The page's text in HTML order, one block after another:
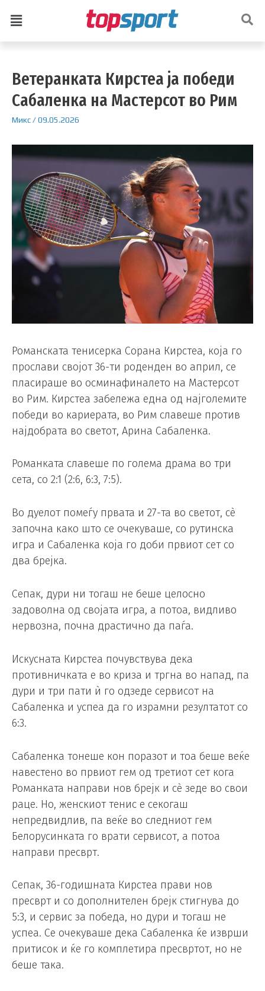
Ветеранката Кирстеа ја победи
Сабаленка на Мастерсот во Рим
Микс/09.05.2026
Романската тенисерка Сорана Кирстеа, која го
прослави својот 36-ти роденден во април, се
пласираше во осминафиналето на Мастерсот
во Рим. Кирстеа забележа една од најголемите
победи во кариерата, во Рим славеше против
најдобрата во светот, Арина Сабаленка.
Романката славеше по голема драма во три
сета, со 2:1 (2:6, 6:3, 7:5).
Во дуелот помеѓу првата и 27-та во светот, сè
започна како што се очекуваше, со рутинска
игра и Сабаленка која го доби првиот сет со
два брејка.
Сепак, дури ни тогаш не беше целосно
задоволна од својата игра, а потоа, видливо
нервозна, почна драстично да паѓа.
Искусната Кирстеа почувствува дека
противничката е во криза и тргна во напад, па
дури и три пати ѝ го одзеде сервисот на
Сабаленка и успеа да го израмни резултатот со
6:3.
Сабаленка тонеше кон поразот и тоа беше веќе
навестено во првиот гем од третиот сет кога
Романката направи нов брејк и сè зеде во свои
раце. Но, женскиот тенис е секогаш
непредвидлив, па веќе во следниот гем
Белорусинката го врати сервисот, а потоа
направи пресврт.
Сепак, 36-годишната Кирстеа прави нов
пресврт и со дополнителен брејк стигнува до
5:3, и сервис за победа, но дури и тогаш не
успеа. Се очекуваше дека Сабаленка ќе изврши
притисок и ќе го комплетира пресвртот, но не
беше така.